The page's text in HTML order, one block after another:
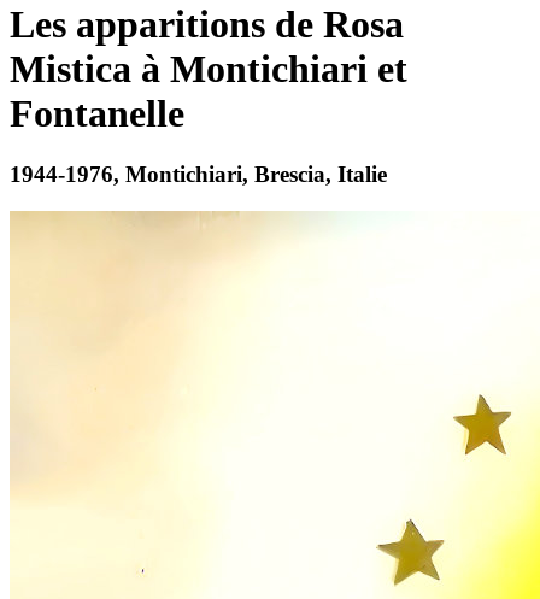
Les apparitions de Rosa
Mistica à Montichiari et
Fontanelle
1944-1976, Montichiari, Brescia, Italie